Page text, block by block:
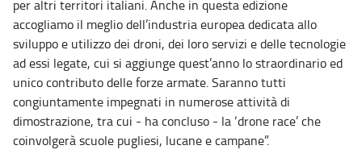
per altri territori italiani. Anche in questa edizione
accogliamo il meglio dell’industria europea dedicata allo
sviluppo e utilizzo dei droni, dei loro servizi e delle tecnologie
ad essi legate, cui si aggiunge quest’anno lo straordinario ed
unico contributo delle forze armate. Saranno tutti
congiuntamente impegnati in numerose attività di
dimostrazione, tra cui - ha concluso - la ‘drone race’ che
coinvolgerà scuole pugliesi, lucane e campane”.